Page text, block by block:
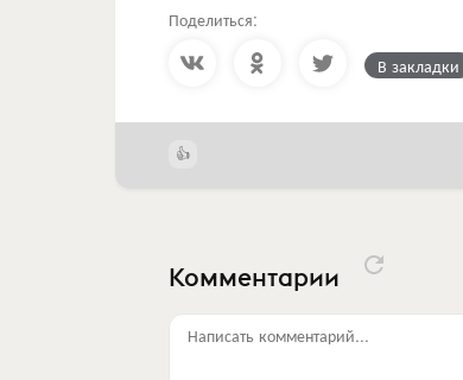
Поделиться:
В закладки
Комментарии
Написать комментарий...